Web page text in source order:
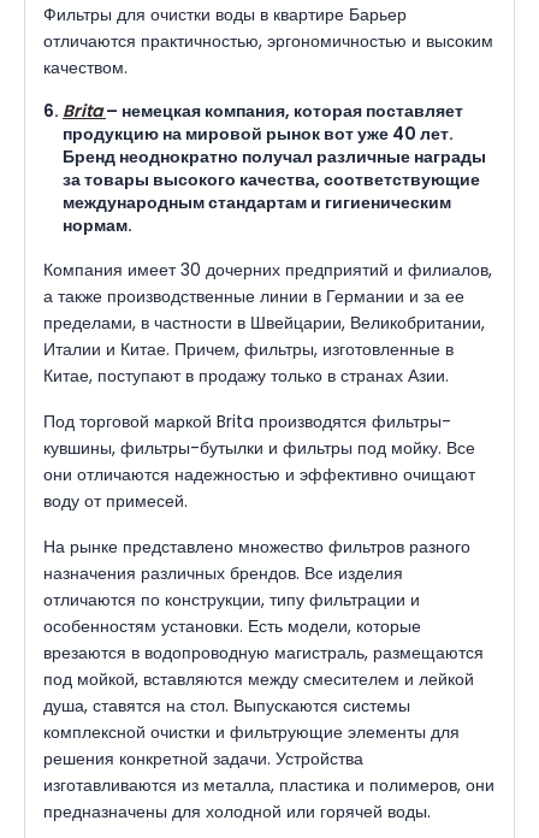
Фильтры для очистки воды в квартире Барьер
отличаются практичностью, эргономичностью и высоким
качеством.
Brita – немецкая компания, которая поставляет
продукцию на мировой рынок вот уже 40 лет.
Бренд неоднократно получал различные награды
за товары высокого качества, соответствующие
международным стандартам и гигиеническим
нормам.
Компания имеет 30 дочерних предприятий и филиалов,
а также производственные линии в Германии и за ее
пределами, в частности в Швейцарии, Великобритании,
Италии и Китае. Причем, фильтры, изготовленные в
Китае, поступают в продажу только в странах Азии.
Под торговой маркой Brita производятся фильтры-
кувшины, фильтры-бутылки и фильтры под мойку. Все
они отличаются надежностью и эффективно очищают
воду от примесей.
На рынке представлено множество фильтров разного
назначения различных брендов. Все изделия
отличаются по конструкции, типу фильтрации и
особенностям установки. Есть модели, которые
врезаются в водопроводную магистраль, размещаются
под мойкой, вставляются между смесителем и лейкой
душа, ставятся на стол. Выпускаются системы
комплексной очистки и фильтрующие элементы для
решения конкретной задачи. Устройства
изготавливаются из металла, пластика и полимеров, они
предназначены для холодной или горячей воды.